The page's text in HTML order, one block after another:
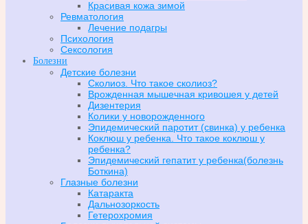
Красивая кожа зимой
Ревматология
Лечение подагры
Психология
Сексология
Болезни
Детские болезни
Сколиоз. Что такое сколиоз?
Врожденная мышечная кривошея у детей
Дизентерия
Колики у новорожденного
Эпидемический паротит (свинка) у ребенка
Коклюш у ребенка. Что такое коклюш у
ребенка?
Эпидемический гепатит у ребенка(болезнь
Боткина)
Глазные болезни
Катаракта
Дальнозоркость
Гетерохромия